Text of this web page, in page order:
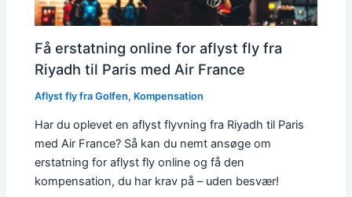
Få erstatning online for aflyst fly fra
Riyadh til Paris med Air France
Aflyst fly fra Golfen, Kompensation
Har du oplevet en aflyst flyvning fra Riyadh til Paris
med Air France? Så kan du nemt ansøge om
erstatning for aflyst fly online og få den
kompensation, du har krav på – uden besvær!